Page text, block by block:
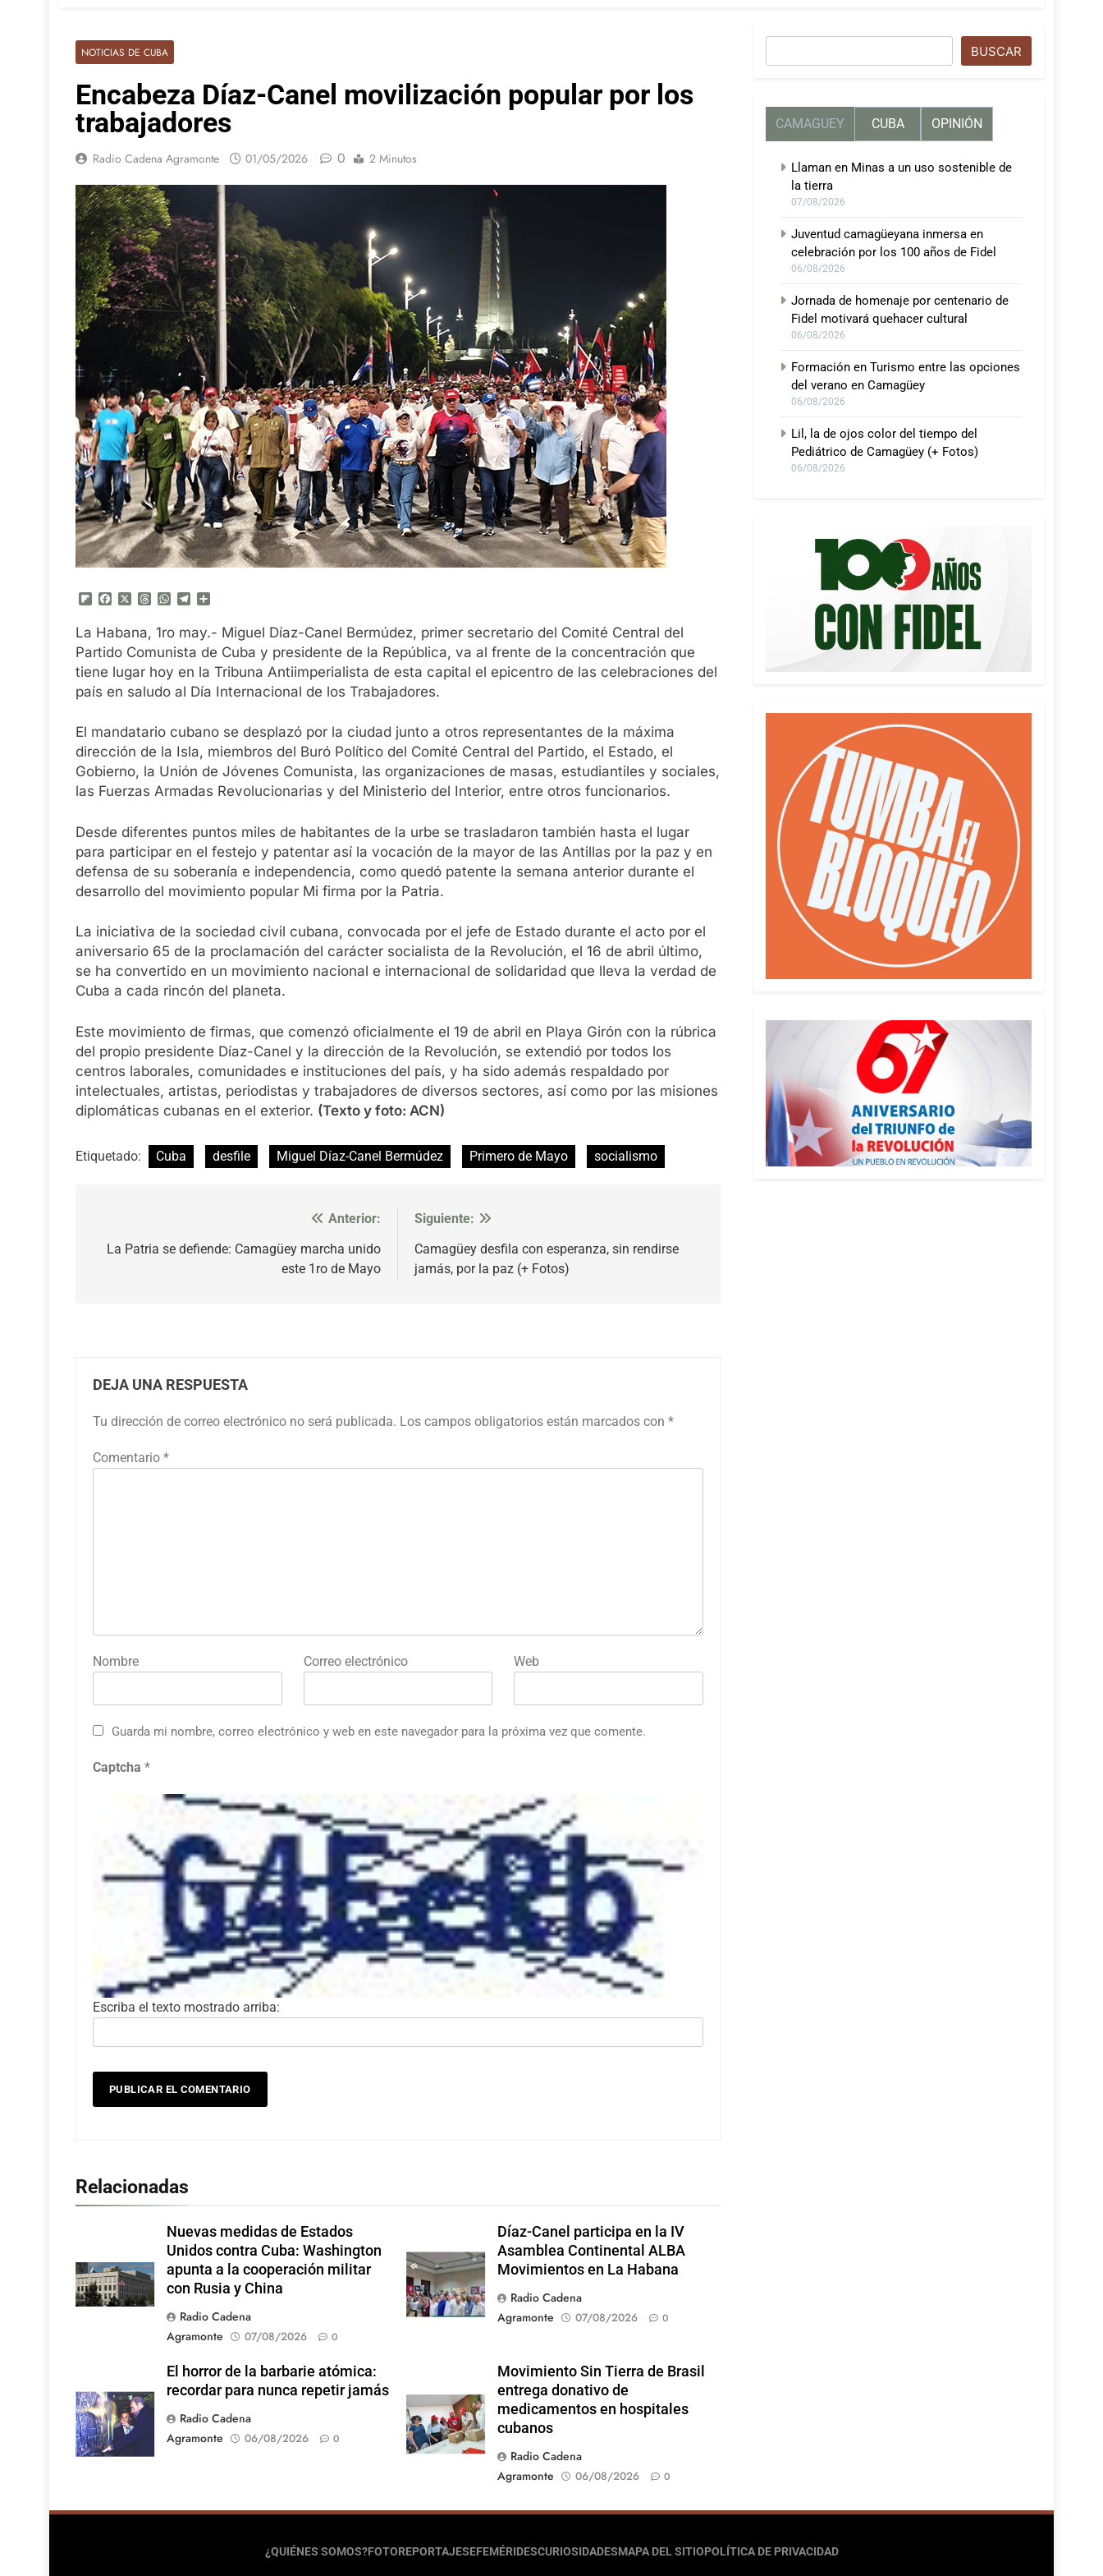
NOTICIAS DE CUBA
Encabeza Díaz-Canel movilización popular por los
trabajadores
Radio Cadena Agramonte 01/05/2026 0 2 Minutos
Flipboard
FacebookThreadsWhatsApp
Telegram
La Habana, 1ro may.- Miguel Díaz-Canel Bermúdez, primer secretario del Comité Central del
Partido Comunista de Cuba y presidente de la República, va al frente de la concentración que
tiene lugar hoy en la Tribuna Antiimperialista de esta capital el epicentro de las celebraciones del
país en saludo al Día Internacional de los Trabajadores.
El mandatario cubano se desplazó por la ciudad junto a otros representantes de la máxima
dirección de la Isla, miembros del Buró Político del Comité Central del Partido, el Estado, el
Gobierno, la Unión de Jóvenes Comunista, las organizaciones de masas, estudiantiles y sociales,
las Fuerzas Armadas Revolucionarias y del Ministerio del Interior, entre otros funcionarios.
Desde diferentes puntos miles de habitantes de la urbe se trasladaron también hasta el lugar
para participar en el festejo y patentar así la vocación de la mayor de las Antillas por la paz y en
defensa de su soberanía e independencia, como quedó patente la semana anterior durante el
desarrollo del movimiento popular Mi firma por la Patria.
La iniciativa de la sociedad civil cubana, convocada por el jefe de Estado durante el acto por el
aniversario 65 de la proclamación del carácter socialista de la Revolución, el 16 de abril último,
se ha convertido en un movimiento nacional e internacional de solidaridad que lleva la verdad de
Cuba a cada rincón del planeta.
Este movimiento de firmas, que comenzó oficialmente el 19 de abril en Playa Girón con la rúbrica
del propio presidente Díaz-Canel y la dirección de la Revolución, se extendió por todos los
centros laborales, comunidades e instituciones del país, y ha sido además respaldado por
intelectuales, artistas, periodistas y trabajadores de diversos sectores, así como por las misiones
diplomáticas cubanas en el exterior. (Texto y foto: ACN)
Etiquetado: Cuba desfile Miguel Díaz-Canel Bermúdez Primero de Mayo socialismo
de
Anterior:
La Patria se defiende: Camagüey marcha unido
este 1ro de Mayo
Siguiente:
Camagüey desfila con esperanza, sin rendirse
jamás, por la paz (+ Fotos)
DEJA UNA RESPUESTA
Tu dirección de correo electrónico no será publicada. Los campos obligatorios están marcados con *
Comentario *
Nombre Correo electrónico Web
Guarda mi nombre, correo electrónico y web en este navegador para la próxima vez que comente.
Captcha *
Escriba el texto mostrado arriba:
Relacionadas
Nuevas medidas de Estados
Unidos contra Cuba: Washington
apunta a la cooperación militar
con Rusia y China
Radio Cadena
Agramonte
07/08/2026 0
Díaz-Canel participa en la IV
Asamblea Continental ALBA
Movimientos en La Habana
Radio Cadena
Agramonte
07/08/2026 0
El horror de la barbarie atómica:
recordar para nunca repetir jamás
Radio Cadena
Agramonte
06/08/2026 0
Movimiento Sin Tierra de Brasil
entrega donativo de
medicamentos en hospitales
cubanos
Radio Cadena
Agramonte
06/08/2026 0
BUSCAR
CAMAGUEY CUBA OPINIÓN
Llaman en Minas a un uso sostenible de
la tierra
07/08/2026
Juventud camagüeyana inmersa en
celebración por los 100 años de Fidel
06/08/2026
Jornada de homenaje por centenario de
Fidel motivará quehacer cultural
06/08/2026
Formación en Turismo entre las opciones
del verano en Camagüey
06/08/2026
Lil, la de ojos color del tiempo del
Pediátrico de Camagüey (+ Fotos)
06/08/2026
¿QUIÉNES SOMOS?FOTOREPORTAJESEFEMÉRIDESCURIOSIDADESMAPA DEL SITIOPOLÍTICA DE PRIVACIDAD